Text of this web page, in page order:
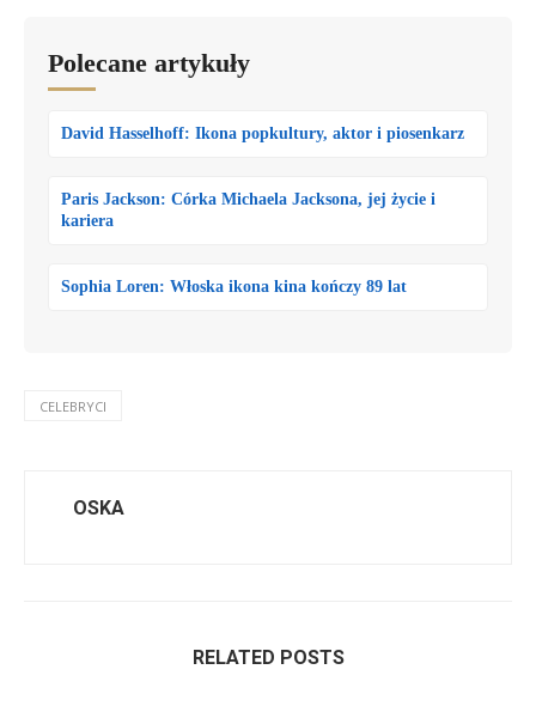
Polecane artykuły
David Hasselhoff: Ikona popkultury, aktor i piosenkarz
Paris Jackson: Córka Michaela Jacksona, jej życie i
kariera
Sophia Loren: Włoska ikona kina kończy 89 lat
CELEBRYCI
OSKA
RELATED POSTS